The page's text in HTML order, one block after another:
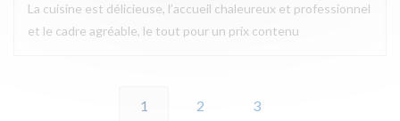
La cuisine est délicieuse, l’accueil chaleureux et professionnel
et le cadre agréable, le tout pour un prix contenu
1 2 3